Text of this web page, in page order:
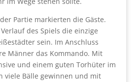
Partie markierten die Gäste.
des Spiels die einzige
sein. Im Anschluss
Männer das Kommando. Mit
und einem guten Torhüter im
viele Bälle gewinnen und mit